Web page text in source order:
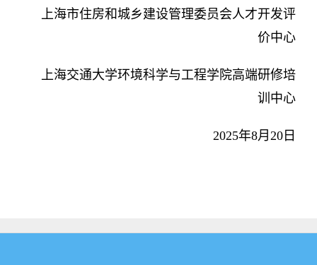
上海市住房和城乡建设管理委员会人才开发评
价中心
上海交通大学环境科学与工程学院高端研修培
训中心
2025年8月20日